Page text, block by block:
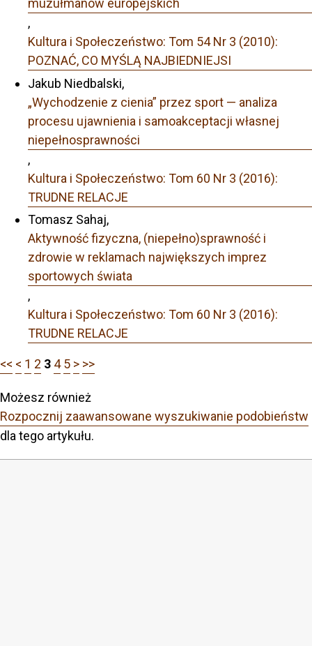
muzułmanów europejskich
,
Kultura i Społeczeństwo: Tom 54 Nr 3 (2010):
POZNAĆ, CO MYŚLĄ NAJBIEDNIEJSI
Jakub Niedbalski,
„Wychodzenie z cienia” przez sport — analiza
procesu ujawnienia i samoakceptacji własnej
niepełnosprawności
,
Kultura i Społeczeństwo: Tom 60 Nr 3 (2016):
TRUDNE RELACJE
Tomasz Sahaj,
Aktywność fizyczna, (niepełno)sprawność i
zdrowie w reklamach największych imprez
sportowych świata
,
Kultura i Społeczeństwo: Tom 60 Nr 3 (2016):
TRUDNE RELACJE
<< < 1 2 3 4 5 > >>
Możesz również
Rozpocznij zaawansowane wyszukiwanie podobieństw
dla tego artykułu.